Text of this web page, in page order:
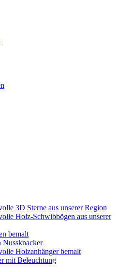
3D Sterne aus unserer Region
Holz-Schwibbögen aus unserer
bemalt
Holzanhänger bemalt
mit Beleuchtung